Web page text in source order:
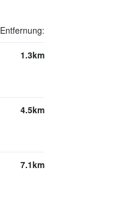
Entfernung:
1.3km
4.5km
7.1km